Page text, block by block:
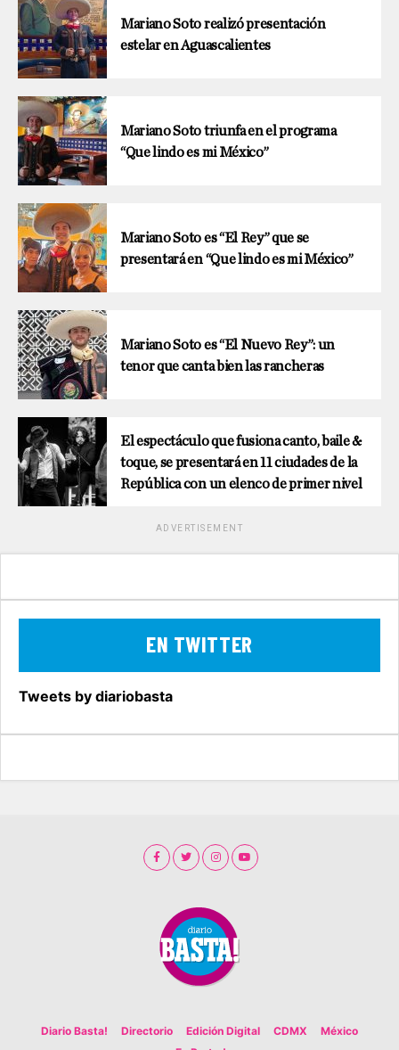
Mariano Soto realizó presentación
estelar en Aguascalientes
Mariano Soto triunfa en el programa
“Que lindo es mi México”
Mariano Soto es “El Rey” que se
presentará en “Que lindo es mi México”
Mariano Soto es “El Nuevo Rey”: un
tenor que canta bien las rancheras
El espectáculo que fusiona canto, baile &
toque, se presentará en 11 ciudades de la
República con un elenco de primer nivel
ADVERTISEMENT
EN TWITTER
Tweets by diariobasta
Diario Basta! Directorio Edición Digital CDMX
México